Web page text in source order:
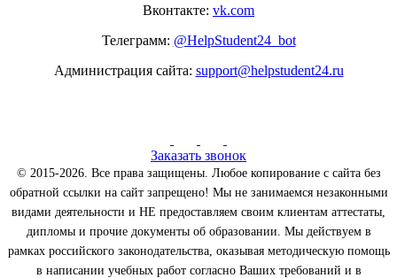
Вконтакте: vk.com
Телеграмм: @HelpStudent24_bot
Администрация сайта: support@helpstudent24.ru
Заказать звонок
© 2015-2026. Все права защищены. Любое копирование с сайта без
обратной ссылки на сайт запрещено! Мы не занимаемся незаконными
видами деятельности и НЕ предоставляем своим клиентам аттестаты,
дипломы и прочие документы об образовании. Мы действуем в
рамках российского законодательства, оказывая методическую помощь
в написании учебных работ согласно Ваших требований и в